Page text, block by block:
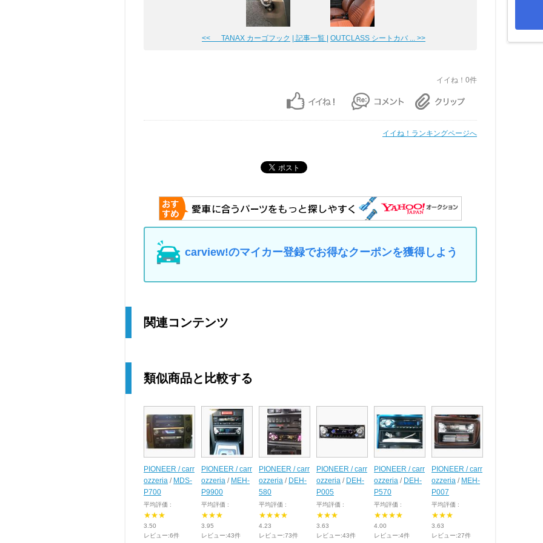
<< TANAX カーゴフック | 記事一覧 | OUTCLASS シートカバ ... >>
イイね！0件
イイね！ランキングページへ
carview!のマイカー登録でお得なクーポンを獲得しよう
関連コンテンツ
類似商品と比較する
PIONEER / carr
ozzeria / MDS-
P700
平均評価 :
★★★
3.50
レビュー:6件
PIONEER / carr
ozzeria / MEH-
P9900
平均評価 :
★★★
3.95
レビュー:43件
PIONEER / carr
ozzeria / DEH-
580
平均評価 :
★★★★
4.23
レビュー:73件
PIONEER / carr
ozzeria / DEH-
P005
平均評価 :
★★★
3.63
レビュー:43件
PIONEER / carr
ozzeria / DEH-
P570
平均評価 :
★★★★
4.00
レビュー:4件
PIONEER / carr
ozzeria / MEH-
P007
平均評価 :
★★★
3.63
レビュー:27件